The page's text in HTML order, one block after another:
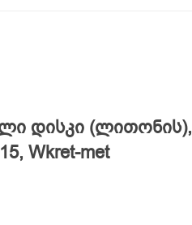
დისკი (ლითონის),
Wkret-met